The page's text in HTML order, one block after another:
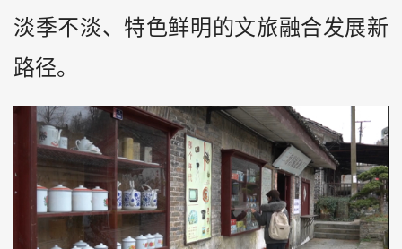
淡季不淡、特色鲜明的文旅融合发展新
路径。